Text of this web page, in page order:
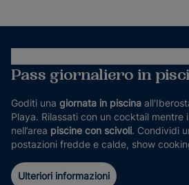
Pass giornaliero in
Goditi una giornata in piscina
Playa. Rilassati con un cocktail mentre
nell’area piscine con scivoli. Condividi
postazioni fredde e calde, show
Ulteriori informazioni